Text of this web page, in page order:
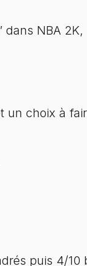
NBA 2K,
un choix à
puis 4/